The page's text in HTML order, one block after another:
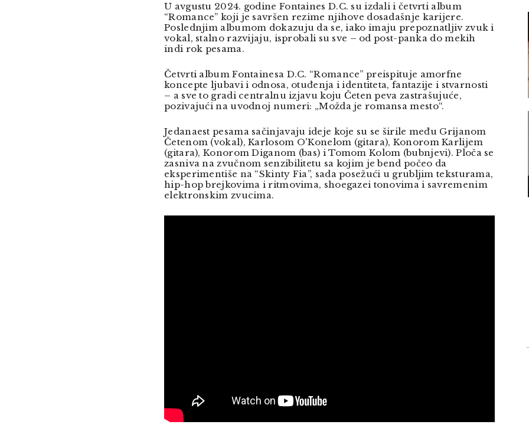
U avgustu 2024. godine Fontaines D.C. su izdali i četvrti album
“Romance” koji je savršen rezime njihove dosadašnje karijere.
Poslednjim albumom dokazuju da se, iako imaju prepoznatljiv zvuk i
vokal, stalno razvijaju, isprobali su sve – od post-panka do mekih
indi rok pesama.
Četvrti album Fontainesa D.C. “Romance” preispituje amorfne
koncepte ljubavi i odnosa, otuđenja i identiteta, fantazije i stvarnosti
– a sve to gradi centralnu izjavu koju Četen peva zastrašujuće,
pozivajući na uvodnoj numeri: „Možda je romansa mesto“.
Jedanaest pesama sačinjavaju ideje koje su se širile među Grijanom
Četenom (vokal), Karlosom O'Konelom (gitara), Konorom Karlijem
(gitara), Konorom Diganom (bas) i Tomom Kolom (bubnjevi). Ploča se
zasniva na zvučnom senzibilitetu sa kojim je bend počeo da
eksperimentiše na “Skinty Fia”, sada posežući u grubljim teksturama,
hip-hop brejkovima i ritmovima, shoegazei tonovima i savremenim
elektronskim zvucima.